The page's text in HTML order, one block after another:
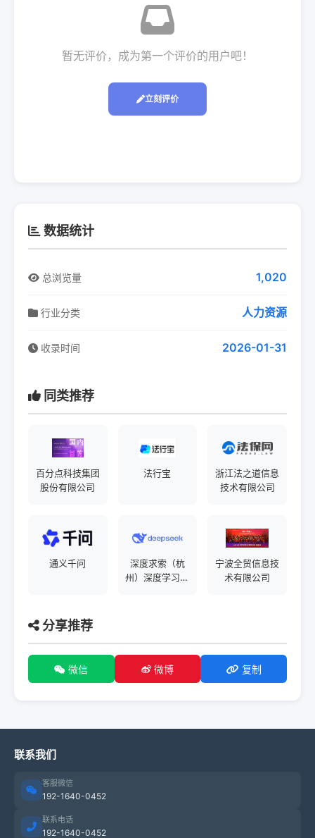
暂无评价，成为第一个评价的用户吧！
立刻评价
数据统计
总浏览量 1,020
行业分类 人力资源
收录时间 2026-01-31
同类推荐
百分点科技集团
股份有限公司
法行宝
浙江法之道信息
技术有限公司
通义千问
深度求索（杭
州）深度学习技
宁波全贸信息技
术有限公司
分享推荐
微信 微博 复制
联系我们
客服微信
192-1640-0452
联系电话
192-1640-0452